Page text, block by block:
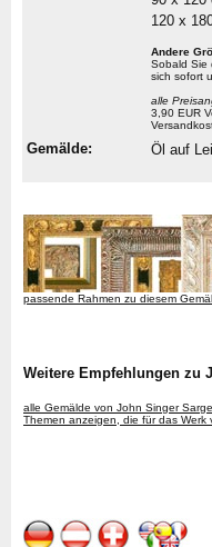
120 x
Andere
Sobald Sie
sich sofort
alle
3,90 EUR
Gemälde: Öl auf
passende Rahmen zu diesem
Weitere Empfehlungen zu
alle Gemälde von John Singer
Themen anzeigen, die für das Werk